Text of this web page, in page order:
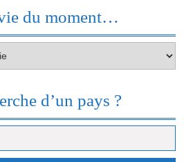
du moment…
d’un pays ?